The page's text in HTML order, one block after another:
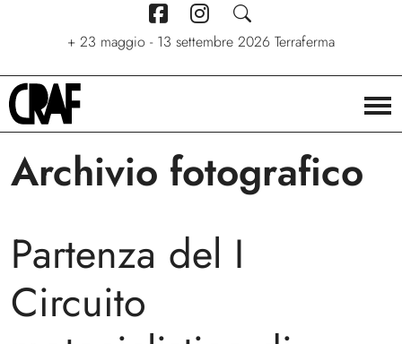
7 giugno - 6 settembre 2026 Stelle. Ritratti nel cinema di
+ 23 maggio - 13 settembre 2026 Terraferma
+ 24/04/2026 - 27/09/2026 Via per le strade
Archivio fotografico
Partenza del I
Circuito